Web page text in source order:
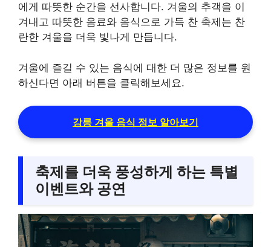
에게 따뜻한 순간을 선사합니다. 겨울의 추객을 이
겨내고 따뜻한 음료와 음식으로 가득 찬 축제는 찬
란한 겨울을 더욱 빛나게 만듭니다.
겨울에 즐길 수 있는 음식에 대한 더 많은 정보를 원
하신다면 아래 버튼을 클릭해보세요.
강릉 겨울 음식 정보 알아보기
축제를 더욱 풍성하게 하는 특별
이벤트와 공연